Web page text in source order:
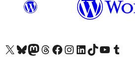
Besök vår X-konto (f.d. Twitter)
Besök vårt Bluesky-konto
Besök vårt Mastodon-konto
Besök vårt Thread-konto
Besök vår Facebook-sidaBesök vårt Instagram-konto
Besök vårt LinkedIn-konto
Besök vårt TikTok-konto
Besök vår YouTube-kanalBesök vårt Tumblr-konto